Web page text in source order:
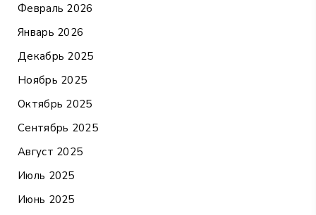
Февраль 2026
Январь 2026
Декабрь 2025
Ноябрь 2025
Октябрь 2025
Сентябрь 2025
Август 2025
Июль 2025
Июнь 2025